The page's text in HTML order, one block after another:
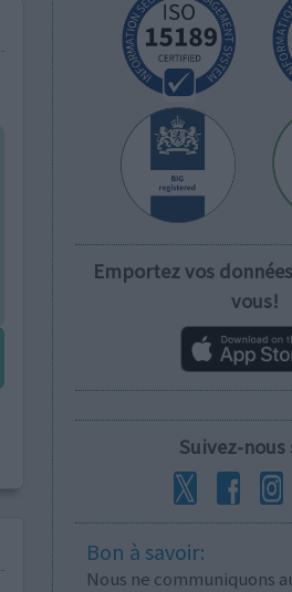
Emportez vos
vous!
Suivez-nous
Bon à savoir:
Nous ne communiquons